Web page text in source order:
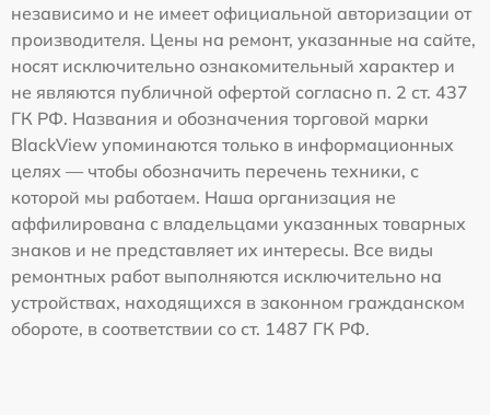
независимо и не имеет официальной авторизации от
производителя. Цены на ремонт, указанные на сайте,
носят исключительно ознакомительный характер и
не являются публичной офертой согласно п. 2 ст. 437
ГК РФ. Названия и обозначения торговой марки
BlackView упоминаются только в информационных
целях — чтобы обозначить перечень техники, с
которой мы работаем. Наша организация не
аффилирована с владельцами указанных товарных
знаков и не представляет их интересы. Все виды
ремонтных работ выполняются исключительно на
устройствах, находящихся в законном гражданском
обороте, в соответствии со ст. 1487 ГК РФ.